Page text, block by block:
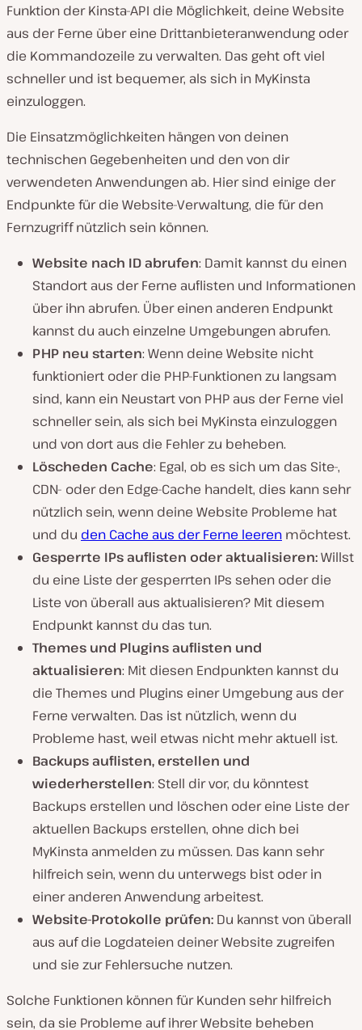
Funktion der Kinsta-API die Möglichkeit, deine Website
aus der Ferne über eine Drittanbieteranwendung oder
die Kommandozeile zu verwalten. Das geht oft viel
schneller und ist bequemer, als sich in MyKinsta
einzuloggen.
Die Einsatzmöglichkeiten hängen von deinen
technischen Gegebenheiten und den von dir
verwendeten Anwendungen ab. Hier sind einige der
Endpunkte für die Website-Verwaltung, die für den
Fernzugriff nützlich sein können.
Website nach ID abrufen: Damit kannst du einen
Standort aus der Ferne auflisten und Informationen
über ihn abrufen. Über einen anderen Endpunkt
kannst du auch einzelne Umgebungen abrufen.
PHP neu starten: Wenn deine Website nicht
funktioniert oder die PHP-Funktionen zu langsam
sind, kann ein Neustart von PHP aus der Ferne viel
schneller sein, als sich bei MyKinsta einzuloggen
und von dort aus die Fehler zu beheben.
Löscheden Cache: Egal, ob es sich um das Site-,
CDN- oder den Edge-Cache handelt, dies kann sehr
nützlich sein, wenn deine Website Probleme hat
und du den Cache aus der Ferne leeren möchtest.
Gesperrte IPs auflisten oder aktualisieren:Willst
du eine Liste der gesperrten IPs sehen oder die
Liste von überall aus aktualisieren? Mit diesem
Endpunkt kannst du das tun.
Themes und Plugins auflisten und
aktualisieren: Mit diesen Endpunkten kannst du
die Themes und Plugins einer Umgebung aus der
Ferne verwalten. Das ist nützlich, wenn du
Probleme hast, weil etwas nicht mehr aktuell ist.
Backups auflisten, erstellen und
wiederherstellen: Stell dir vor, du könntest
Backups erstellen und löschen oder eine Liste der
aktuellen Backups erstellen, ohne dich bei
MyKinsta anmelden zu müssen. Das kann sehr
hilfreich sein, wenn du unterwegs bist oder in
einer anderen Anwendung arbeitest.
Website-Protokolle prüfen: Du kannst von überall
aus auf die Logdateien deiner Website zugreifen
und sie zur Fehlersuche nutzen.
Solche Funktionen können für Kunden sehr hilfreich
sein, da sie Probleme auf ihrer Website beheben